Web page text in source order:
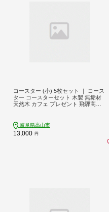
コースター (小) 5枚セット ｜ コース
ター コースターセット 木製 無垢材
天然木 カフェ プレゼント 飛騨高山
岐阜県高山市
13,000 円